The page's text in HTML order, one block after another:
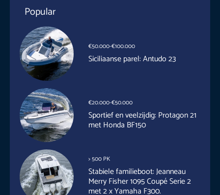
Popular
€50.000-€100.000
Siciliaanse parel: Antudo 23
€20.000-€50.000
Sportief en veelzijdig: Protagon 21
met Honda BF150
> 500 PK
Stabiele familieboot: Jeanneau
Merry Fisher 1095 Coupé Serie 2
met 2 x Yamaha F300.